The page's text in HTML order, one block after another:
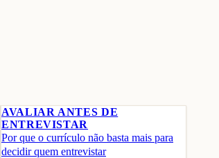
AVALIAR ANTES DE
ENTREVISTAR
Por que o currículo não basta mais para
decidir quem entrevistar